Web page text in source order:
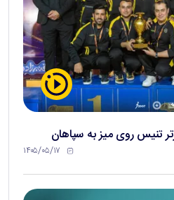
تنیس روی میز به سپاهان
۱۴۰۵/۰۵/۱۷